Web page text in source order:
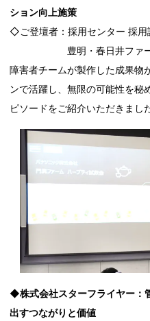
ション向上施策
◇ご登壇者：採用センター 採用
豊明・春日井ファーム
障害者チームが製作した成果物
ンで活躍し、無限の可能性を秘
ピソードをご紹介いただきまし
◆株式会社スターフライヤー：
出すつながりと価値